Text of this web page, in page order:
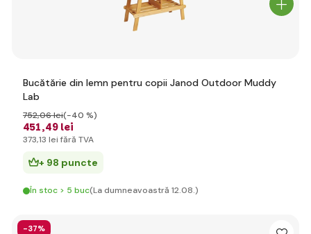
Bucătărie din lemn pentru copii Janod Outdoor Muddy
Lab
451,49 lei
752,06 lei(-40 %)
373,13 lei fără TVA
+ 98 puncte
În stoc > 5 buc(La dumneavoastră 12.08.)
-37%